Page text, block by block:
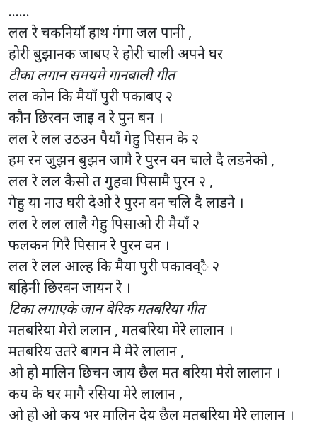
……
लल रे चकनियाँ हाथ गंगा जल पानी ,
होरी बुझानक जाबए रे होरी चाली अपने घर
टीका लगान समयमे गानबाली गीत
लल कोन कि मैयाँ पुरी पकाबए २
कौन छिरवन जाइ व रे पुन बन ।
लल रे लल उठउन पैयाँ गेहु पिसन के २
हम रन जुझन बुझन जामै रे पुरन वन चाले दै लडनेको ,
लल रे लल कैसो त गुहवा पिसामै पुरन २ ,
गेहु या नाउ घरी देओ रे पुरन वन चलि दै लाडने ।
लल रे लल लालै गेहु पिसाओ री मैयाँ २
फलकन गिरै पिसान रे पुरन वन ।
लल रे लल आल्ह कि मैया पुरी पकावव्ै २
बहिनी छिरवन जायन रे ।
टिका लगाएके जान बेरिक मतबरिया गीत
मतबरिया मेरो ललान , मतबरिया मेरे लालान ।
मतबरिय उतरे बागन मे मेरे लालान ,
ओ हो मालिन छिचन जाय छैल मत बरिया मेरो लालान ।
कय के घर मागै रसिया मेरे लालान ,
ओ हो ओ कय भर मालिन देय छैल मतबरिया मेरे लालान ।